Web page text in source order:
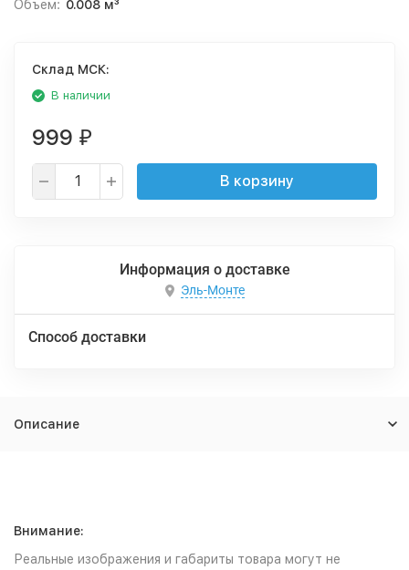
Объем: 0.008 м³
Cклад МСК:
В наличии
999 ₽
В корзину
Информация о доставке
Эль-Монте
Способ доставки
Описание
Внимание:
Реальные изображения и габариты товара могут не